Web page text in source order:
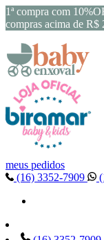
1ª compra com
compras acima de R$
meus pedidos
(16) 3352-7909